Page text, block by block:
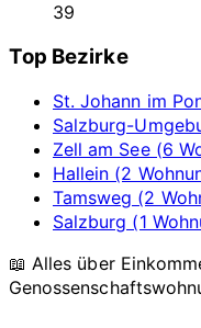
39
Top Bezirke
St. Johann im
Salzburg-
Zell am See (6
Hallein (2
Tamsweg (2
Salzburg (1
📖 Alles über